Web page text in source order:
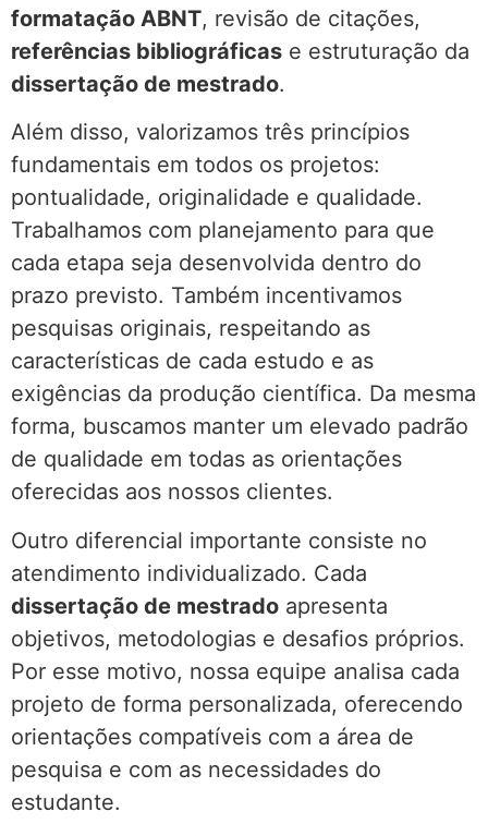
formatação ABNT, revisão de citações,
referências bibliográficas e estruturação da
dissertação de mestrado.
Além disso, valorizamos três princípios
fundamentais em todos os projetos:
pontualidade, originalidade e qualidade.
Trabalhamos com planejamento para que
cada etapa seja desenvolvida dentro do
prazo previsto. Também incentivamos
pesquisas originais, respeitando as
características de cada estudo e as
exigências da produção científica. Da mesma
forma, buscamos manter um elevado padrão
de qualidade em todas as orientações
oferecidas aos nossos clientes.
Outro diferencial importante consiste no
atendimento individualizado. Cada
dissertação de mestrado apresenta
objetivos, metodologias e desafios próprios.
Por esse motivo, nossa equipe analisa cada
projeto de forma personalizada, oferecendo
orientações compatíveis com a área de
pesquisa e com as necessidades do
estudante.